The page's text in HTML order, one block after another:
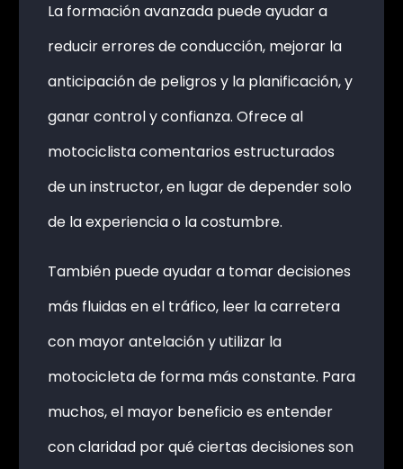
La formación avanzada puede ayudar a
reducir errores de conducción, mejorar la
anticipación de peligros y la planificación, y
ganar control y confianza. Ofrece al
motociclista comentarios estructurados
de un instructor, en lugar de depender solo
de la experiencia o la costumbre.
También puede ayudar a tomar decisiones
más fluidas en el tráfico, leer la carretera
con mayor antelación y utilizar la
motocicleta de forma más constante. Para
muchos, el mayor beneficio es entender
con claridad por qué ciertas decisiones son